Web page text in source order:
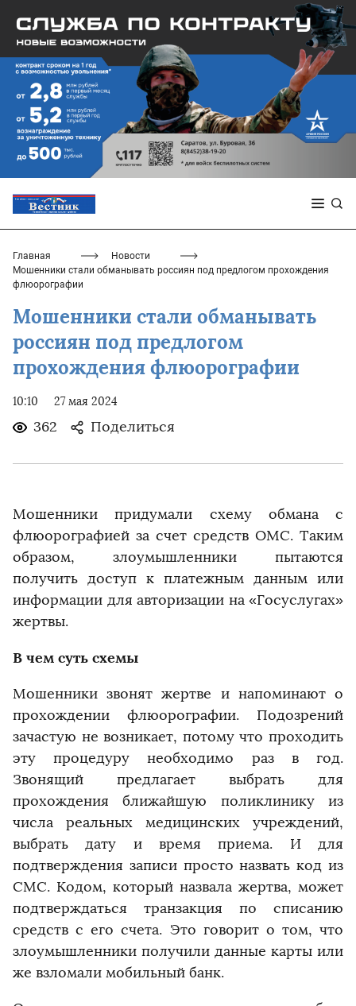
Главная
Новости
Мошенники стали обманывать россиян под предлогом прохождения
флюорографии
Мошенники стали обманывать
россиян под предлогом
прохождения флюорографии
10:10 27 мая 2024
362 Поделиться
Мошенники придумали схему обмана с
флюорографией за счет средств ОМС. Таким
образом, злоумышленники пытаются
получить доступ к платежным данным или
информации для авторизации на «Госуслугах»
жертвы.
В чем суть схемы
Мошенники звонят жертве и напоминают о
прохождении флюорографии. Подозрений
зачастую не возникает, потому что проходить
эту процедуру необходимо раз в год.
Звонящий предлагает выбрать для
прохождения ближайшую поликлинику из
числа реальных медицинских учреждений,
выбрать дату и время приема. И для
подтверждения записи просто назвать код из
СМС. Кодом, который назвала жертва, может
подтверждаться транзакция по списанию
средств с его счета. Это говорит о том, что
злоумышленники получили данные карты или
же взломали мобильный банк.